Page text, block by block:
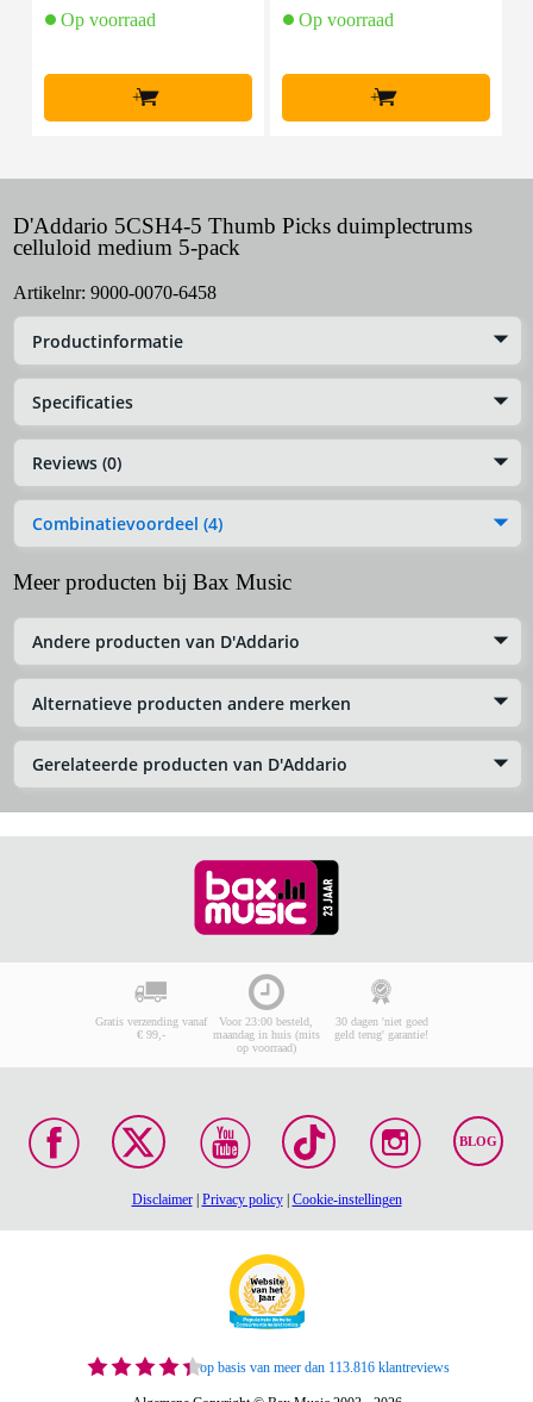
Op voorraad
+
Op voorraad
+
D'Addario 5CSH4-5 Thumb Picks duimplectrums
celluloid medium 5-pack
Artikelnr: 9000-0070-6458
Productinformatie
Specificaties
Reviews (0)
Combinatievoordeel (4)
Meer producten bij Bax Music
Andere producten van D'Addario
Alternatieve producten andere merken
Gerelateerde producten van D'Addario
Gratis verzending vanaf
€ 99,-
Voor 23:00 besteld,
maandag in huis (mits
op voorraad)
30 dagen 'niet goed
geld terug' garantie!
BLOG
Disclaimer| Privacy policy| Cookie-instellingen
op basis van meer dan 113.816 klantreviews